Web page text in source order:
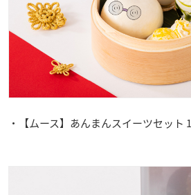
・【ムース】あんまんスイーツセット